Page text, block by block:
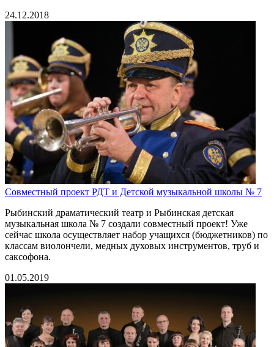
24.12.2018
Совместный проект РДТ и Детской музыкальной школы № 7
Рыбинский драматический театр и Рыбинская детская
музыкальная школа № 7 создали совместный проект! Уже
сейчас школа осуществляет набор учащихся (бюджетников) по
классам виолончели, медных духовых инструментов, труб и
саксофона.
01.05.2019